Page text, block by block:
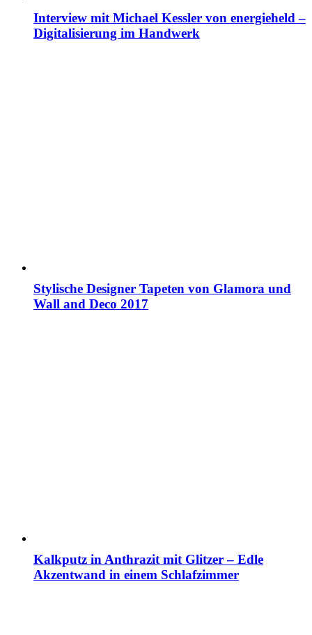
Interview mit Michael Kessler von energieheld –
Digitalisierung im Handwerk
Stylische Designer Tapeten von Glamora und
Wall and Deco 2017
Kalkputz in Anthrazit mit Glitzer – Edle
Akzentwand in einem Schlafzimmer